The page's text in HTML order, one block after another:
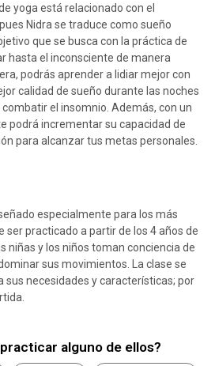
yoga está relacionado con el
Nidra se traduce como sueño
que se busca con la práctica de
hasta el inconsciente de manera
podrás aprender a lidiar mejor con
calidad de sueño durante las noches
el insomnio. Además, con un
podrá incrementar su capacidad de
para alcanzar tus metas personales.
especialmente para los más
ser practicado a partir de los 4 años de
niñas y los niños toman conciencia de
sus movimientos. La clase se
necesidades y características; por
alguno de ellos?